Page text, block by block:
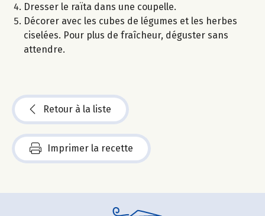
Dresser le raïta dans une coupelle.
Décorer avec les cubes de légumes et les herbes
ciselées. Pour plus de fraîcheur, déguster sans
attendre.
Retour à la liste
Imprimer la recette